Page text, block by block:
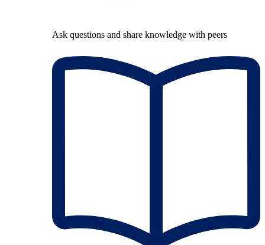
Ask questions and share knowledge with peers